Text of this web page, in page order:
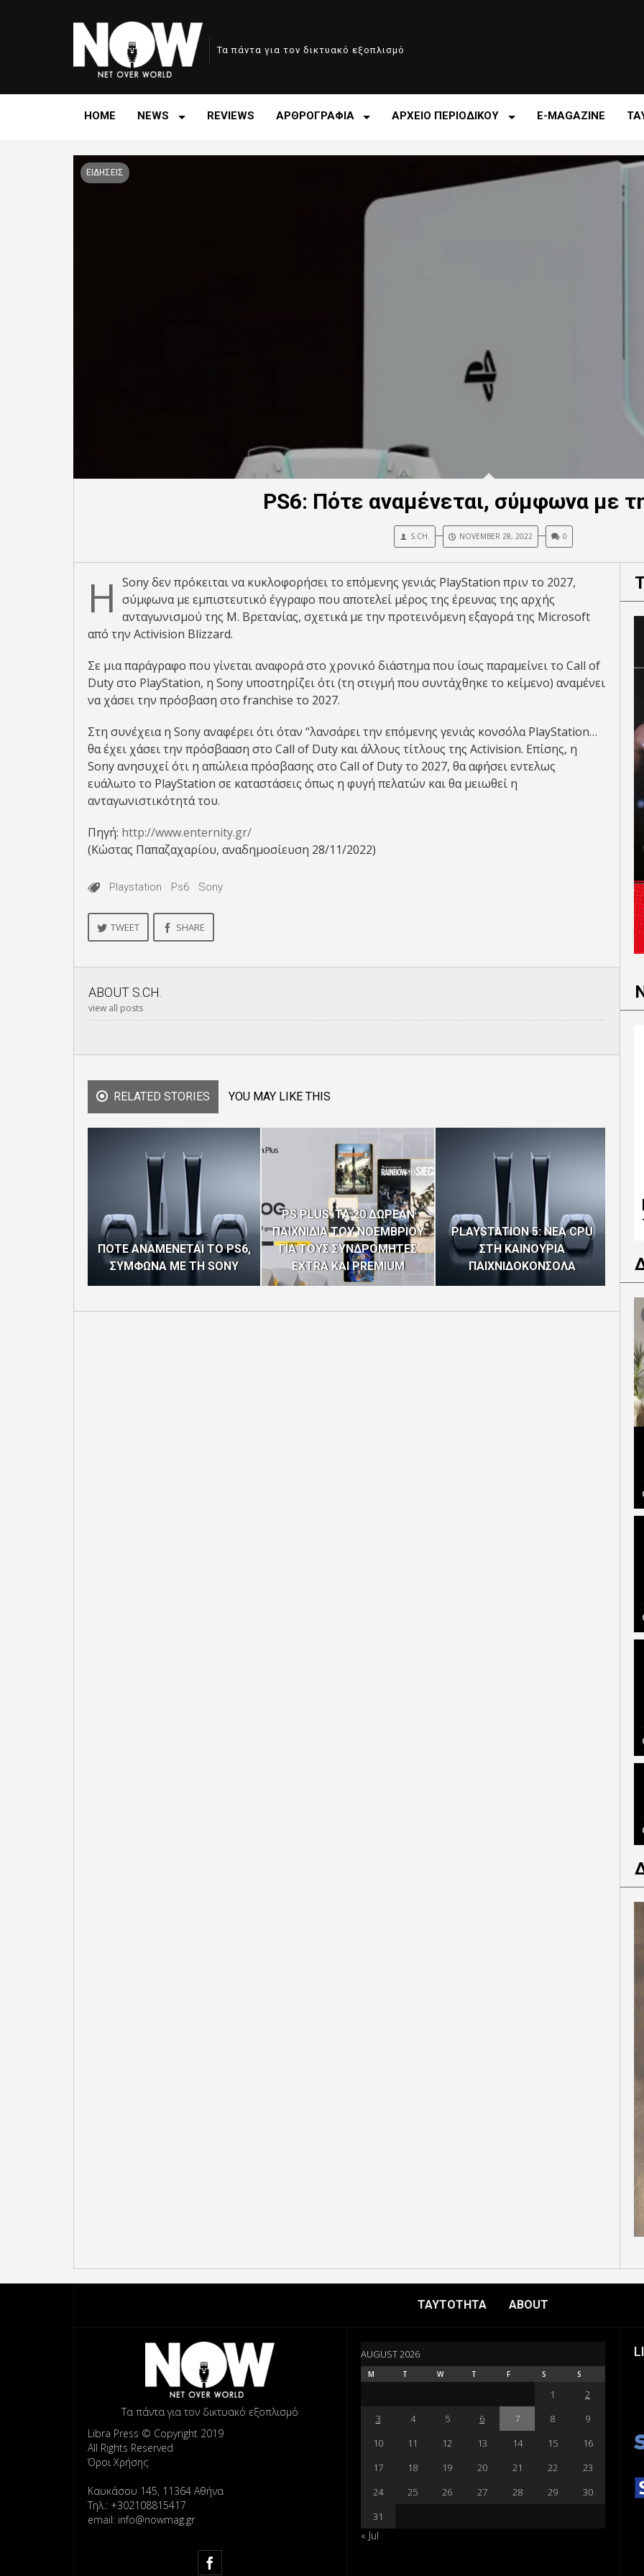
Τα πάντα για τον δικτυακό εξοπλισμό
HOME NEWS REVIEWS ΑΡΘΡΟΓΡΑΦΙΑ ΑΡΧΕΙΟ ΠΕΡΙΟΔΙΚΟΥ E-MAGAZINE
ΕΙΔΗΣΕΙΣ
PS6: Πότε αναμένεται, σύμφωνα με
S.CH. NOVEMBER 28, 2022 0
H Sony δεν πρόκειται να κυκλοφορήσει το επόμενης γενιάς PlayStation πριν το 2027,
σύμφωνα με εμπιστευτικό έγγραφο που αποτελεί μέρος της έρευνας της αρχής
ανταγωνισμού της Μ. Βρετανίας, σχετικά με την προτεινόμενη εξαγορά της Microsoft
από την Activision Blizzard.
Σε μια παράγραφο που γίνεται αναφορά στο χρονικό διάστημα που ίσως παραμείνει το Call of
Duty στο PlayStation, η Sony υποστηρίζει ότι (τη στιγμή που συντάχθηκε το κείμενο) αναμένει
να χάσει την πρόσβαση στο franchise το 2027.
Στη συνέχεια η Sony αναφέρει ότι όταν “λανσάρει την επόμενης γενιάς κονσόλα PlayStation…
θα έχει χάσει την πρόσβααση στο Call of Duty και άλλους τίτλους της Activision. Επίσης, η
Sony ανησυχεί ότι η απώλεια πρόσβασης στο Call of Duty το 2027, θα αφήσει εντελως
ευάλωτο το PlayStation σε καταστάσεις όπως η φυγή πελατών και θα μειωθεί η
ανταγωνιστικότητά του.
Πηγή: http://www.enternity.gr/
(Κώστας Παπαζαχαρίου, αναδημοσίευση 28/11/2022)
Playstation Ps6 Sony
TWEET SHARE
ABOUT S.CH.
view all posts
RELATED STORIES YOU MAY LIKE THIS
ΠΟΤΕ ΑΝΑΜΕΝΕΤΑΙ ΤΟ PS6,
ΣΥΜΦΩΝΑ ΜΕ ΤΗ SONY
PS PLUS: ΤΑ 20 ΔΩΡΕΑΝ
ΠΑΙΧΝΙΔΙΑ ΤΟΥ ΝΟΕΜΒΡΙΟΥ
ΓΙΑ ΤΟΥΣ ΣΥΝΔΡΟΜΗΤΕΣ
EXTRA ΚΑΙ PREMIUM
PLAYSTATION 5: ΝΕΑ CPU
ΣΤΗ ΚΑΙΝΟΥΡΙΑ
ΠΑΙΧΝΙΔΟΚΟΝΣΟΛΑ
ΤΑΥΤΟΤΗΤΑ ABOUT
Τα πάντα για τον δικτυακό εξοπλισμό
Libra Press © Copyright 2019
All Rights Reserved
Όροι Χρήσης
Καυκάσου 145, 11364 Αθήνα
Τηλ.: +302108815417
email: info@nowmag.gr
AUGUST 2026
M T W T F S S
1
2
3
4 5 6 7 8
9
10
11 12 13 14 15
16
17
18 19 20 21 22
23
24
25 26 27 28 29
30
31
« Jul